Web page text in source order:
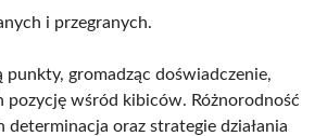
i przegranych.
punkty, gromadząc doświadczenie,
pozycję wśród kibiców. Różnorodność
oraz strategie działania